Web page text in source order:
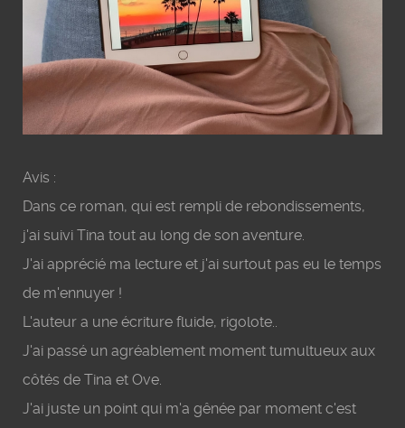
Avis :
Dans ce roman, qui est rempli de rebondissements,
j'ai suivi Tina tout au long de son aventure.
J'ai apprécié ma lecture et j'ai surtout pas eu le temps
de m'ennuyer !
L'auteur a une écriture fluide, rigolote..
J'ai passé un agréablement moment tumultueux aux
côtés de Tina et Ove.
J'ai juste un point qui m'a gênée par moment c'est